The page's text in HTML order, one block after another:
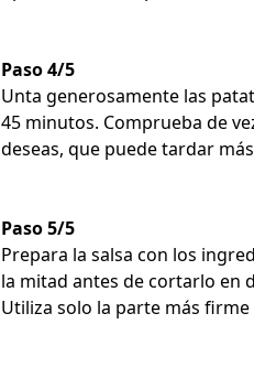
Paso 4/5
Unta generosamente las
45 minutos. Comprueba de
deseas, que puede tardar
Paso 5/5
Prepara la salsa con los
la mitad antes de cortarlo en
Utiliza solo la parte más